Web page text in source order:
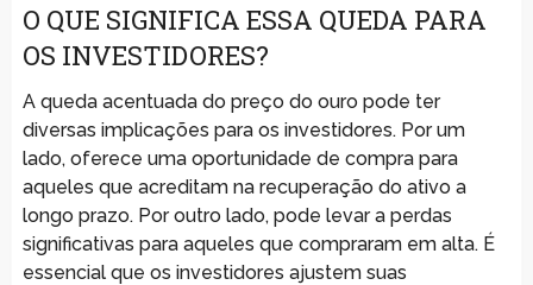
O QUE SIGNIFICA ESSA QUEDA PARA
OS INVESTIDORES?
A queda acentuada do preço do ouro pode ter
diversas implicações para os investidores. Por um
lado, oferece uma oportunidade de compra para
aqueles que acreditam na recuperação do ativo a
longo prazo. Por outro lado, pode levar a perdas
significativas para aqueles que compraram em alta. É
essencial que os investidores ajustem suas